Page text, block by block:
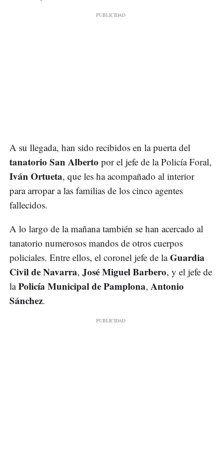
A su llegada, han sido recibidos en la puerta del
tanatorio San Alberto por el jefe de la Policía Foral,
Iván Ortueta, que les ha acompañado al interior
para arropar a las familias de los cinco agentes
fallecidos.
A lo largo de la mañana también se han acercado al
tanatorio numerosos mandos de otros cuerpos
policiales. Entre ellos, el coronel jefe de laGuardia
Civil de Navarra, José Miguel Barbero, y el jefe de
laPolicía Municipal de Pamplona, Antonio
Sánchez.